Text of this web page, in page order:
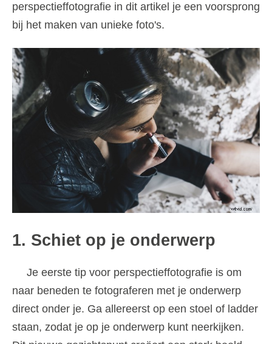
perspectieffotografie in dit artikel je een voorsprong
bij het maken van unieke foto's.
1. Schiet op je onderwerp
Je eerste tip voor perspectieffotografie is om
naar beneden te fotograferen met je onderwerp
direct onder je. Ga allereerst op een stoel of ladder
staan, zodat je op je onderwerp kunt neerkijken.